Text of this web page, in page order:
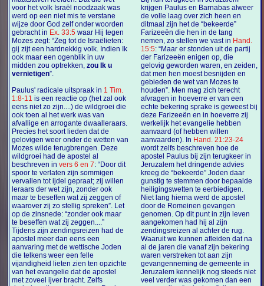
voor het volk Israël noodzaak was
werd op een niet mis te verstane
wijze door God zelf onder woorden
gebracht in Ex. 33:5 waar Hij tegen
Mozes zegt: “Zeg tot de Israëlieten:
gij zijt een hardnekkig volk. Indien Ik
ook maar een ogenblik in uw
midden zou optrekken,zou Ik u
vernietigen”.
Paulus' radicale uitspraak in 1 Tim.
1:8-11 is een reactie op (het zal ook
eens niet zo zijn....) de wildgroei die
ook toen al het werk was van
afvallige en arrogante dwaalleraars.
Precies het soort lieden dat de
gelovigen weer onder de wetten van
Mozes wilde terugbrengen. Deze
wildgroei had de apostel al
beschreven in
vers 6 en 7: “Door dit
spoor te verlaten zijn sommigen
vervallen tot ijdel gepraat; zij willen
leraars der wet zijn, zonder ook
maar te beseffen wat zij zeggen of
waarover zij zo stellig spreken”. Let
op de zinsnede: “zonder ook maar
te beseffen wat zij zeggen....”
Tijdens zijn zendingsreizen had de
apostel meer dan eens een
aanvaring met de wettische Joden
die telkens weer een felle
vijandigheid lieten zien ten opzichte
van het evangelie dat de apostel
met zoveel ijver bracht. Zelfs
krijgen Paulus en Barnabas alweer
de volle laag over zich heen en
ditmaal zijn het de “bekeerde”
Farizeeën die hen in de tang
nemen, zo stellen we vast in Hand.
15:5: “Maar er stonden uit de partij
der Farizeeën enigen op, die
gelovig geworden waren, en zeiden,
dat men hen moest besnijden en
gebieden de wet van Mozes te
houden”. Men mag zich terecht
afvragen in hoeverre er van een
echte bekering sprake is geweest bij
deze Farizeeën en in hoeverre zij
werkelijk het evangelie hebben
aanvaard (of hebben willen
aanvaarden). In Hand. 21:23-24
wordt zelfs beschreven hoe de
apostel Paulus bij zijn terugkeer in
Jeruzalem het dringende advies
kreeg de “bekeerde” Joden daar
gunstig te stemmen door bepaalde
heiligingswetten te eerbiedigen.
Niet lang hierna werd de apostel
door de Romeinen gevangen
genomen. Op dit punt in zijn leven
aangekomen had hij al zijn
zendingsreizen al achter de rug.
Waaruit we kunnen afleiden dat na
al de jaren die vanaf zijn bekering
waren verstreken tot aan zijn
gevangenneming de gemeente in
Jeruzalem kennelijk nog steeds niet
veel verder was gekomen dan een